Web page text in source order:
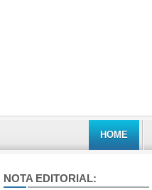
HOME
NOTA EDITORIAL: